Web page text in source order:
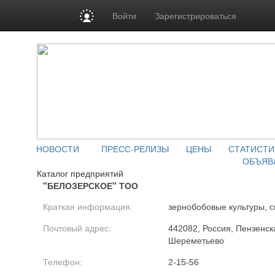
Войти Зарегистрироваться
НОВОСТИ ПРЕСС-РЕЛИЗЫ ЦЕНЫ
Каталог предприятий
"БЕЛОЗЕРСКОЕ" ТОО
Краткая информация: зернобобовые культуры,
Почтовый адрес:
442082, Россия,
Шереметьево
Телефон: 2-15-56